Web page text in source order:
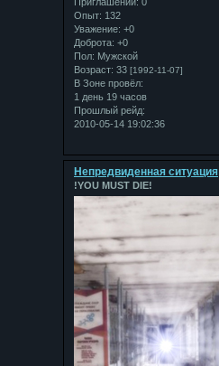
Опыт: 132
Уважение: +0
Доброта: +0
Пол: Мужской
Возраст: 33 [1992-11-07]
В Зоне провёл:
1 день 19 часов
Прошлый рейд:
2010-05-14 19:02:36
Непредвиденная ситуация
!YOU MUST DIE!